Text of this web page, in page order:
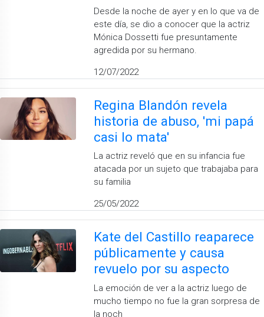
Desde la noche de ayer y en lo que va de
este día, se dio a conocer que la actriz
Mónica Dossetti fue presuntamente
agredida por su hermano.
12/07/2022
Regina Blandón revela
historia de abuso, 'mi papá
casi lo mata'
La actriz reveló que en su infancia fue
atacada por un sujeto que trabajaba para
su familia
25/05/2022
Kate del Castillo reaparece
públicamente y causa
revuelo por su aspecto
La emoción de ver a la actriz luego de
mucho tiempo no fue la gran sorpresa de
la noch